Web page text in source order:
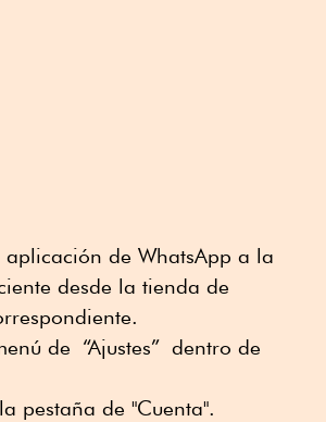
de WhatsApp a la
desde la tienda de
de “Ajustes” dentro de
pestaña de "Cuenta".